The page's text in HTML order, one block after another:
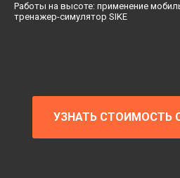
Работы на высоте: применение
тренажер-симулятор SIKE
УЗНАТЬ СТОИМОСТЬ